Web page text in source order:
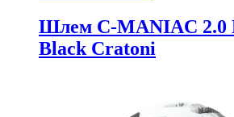
Шлем C-MANIAC 2.0
Black Cratoni